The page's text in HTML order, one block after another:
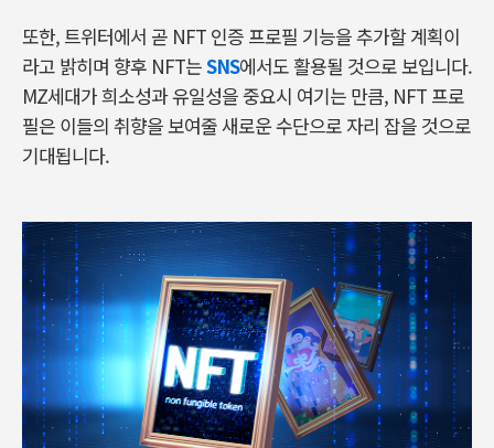
또한, 트위터에서 곧 NFT 인증 프로필 기능을 추가할 계획이
라고 밝히며 향후 NFT는SNS에서도 활용될 것으로 보입니다.
MZ세대가 희소성과 유일성을 중요시 여기는 만큼, NFT 프로
필은 이들의 취향을 보여줄 새로운 수단으로 자리 잡을 것으로
기대됩니다.